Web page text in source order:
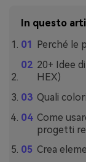
In questo
Perché le
20+ Idee
HEX)
Quali
Come
progetti
Crea